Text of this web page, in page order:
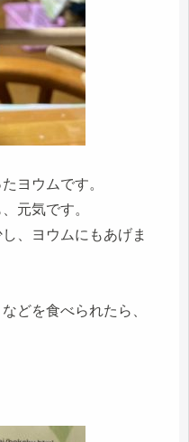
ヨウムです。
元気です。
、ヨウムにもあげま
どを食べられたら、